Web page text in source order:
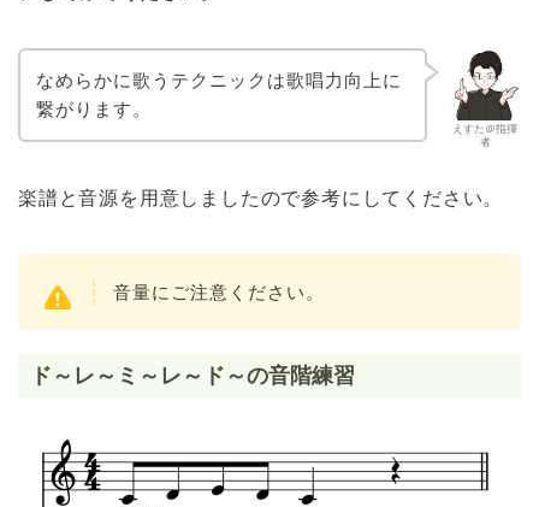
えすた＠指揮
者
なめらかに歌うテクニックは歌唱力向上に
繋がります。
楽譜と音源を用意しましたので参考にしてください。
音量にご注意ください。
ド～レ～ミ～レ～ド～の音階練習